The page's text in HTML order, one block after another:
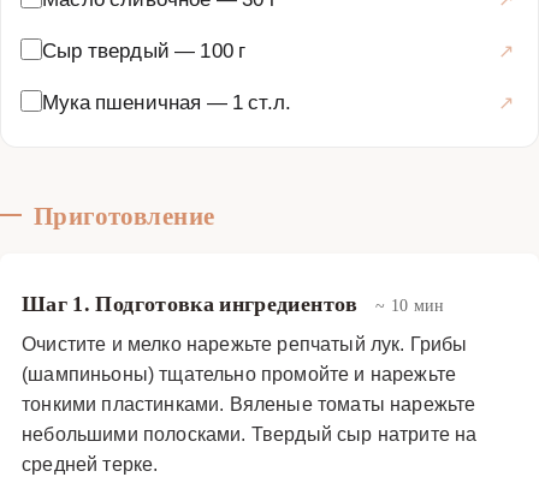
Сыр твердый — 100 г
Мука пшеничная — 1 ст.л.
Приготовление
Шаг 1. Подготовка ингредиентов ~ 10 мин
Очистите и мелко нарежьте репчатый лук. Грибы
(шампиньоны) тщательно промойте и нарежьте
тонкими пластинками. Вяленые томаты нарежьте
небольшими полосками. Твердый сыр натрите на
средней терке.